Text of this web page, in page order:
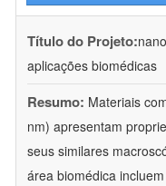
Título do Projeto:
aplicações biomédicas
Resumo: Materiais
nm) apresentam
seus similares
área biomédica